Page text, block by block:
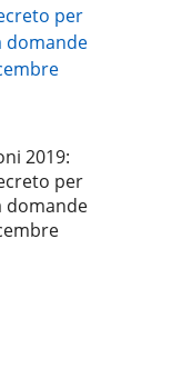
2019:
per
domande